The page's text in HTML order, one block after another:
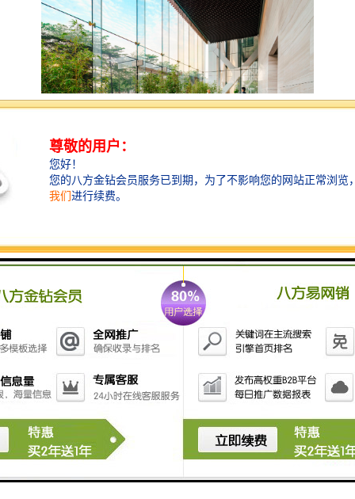
农商银行大厦位于深圳市宝安中心区，包括一栋高层办
公塔楼和一栋临近的低层场馆建筑。总面积95805平方，
提供无柱的内部空间，且通过水平构件将重力荷载向外
置钢结构斜交网格框架，利用斜交网格的刚度特性来承
受重力和侧向荷载。斜交网格节点的钢箱梁将网格中的
水平剪力传递给楼板。
农商银行大厦位于宝安中心区千亿政经中心——*绿轴**
商务圈。*绿轴西侧规划为商务办公区，占地约60万平方
米的，总建筑面积约180万平方米，目前办公氛围浓厚。
*绿轴东侧规划建成集大型商业购物中心、五**酒店、办